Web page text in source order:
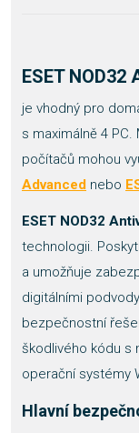
ESET NOD32
je vhodný pro
s maximálně 4
počítačů mohou
Advanced nebo
ESET NOD32
technologii.
a umožňuje
digitálními
bezpečnostní
škodlivého kódu s
operační systémy
Hlavní